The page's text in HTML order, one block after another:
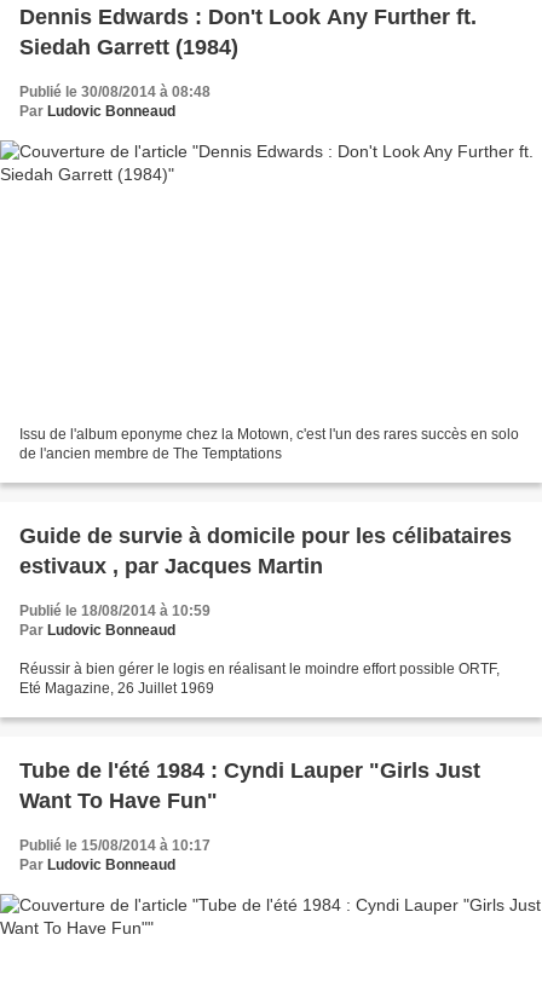
Dennis Edwards : Don't Look Any Further ft.
Siedah Garrett (1984)
Publié le 30/08/2014 à 08:48
Par Ludovic Bonneaud
Issu de l'album eponyme chez la Motown, c'est l'un des rares succès en solo
de l'ancien membre de The Temptations
Guide de survie à domicile pour les célibataires
estivaux , par Jacques Martin
Publié le 18/08/2014 à 10:59
Par Ludovic Bonneaud
Réussir à bien gérer le logis en réalisant le moindre effort possible ORTF,
Eté Magazine, 26 Juillet 1969
Tube de l'été 1984 : Cyndi Lauper "Girls Just
Want To Have Fun"
Publié le 15/08/2014 à 10:17
Par Ludovic Bonneaud